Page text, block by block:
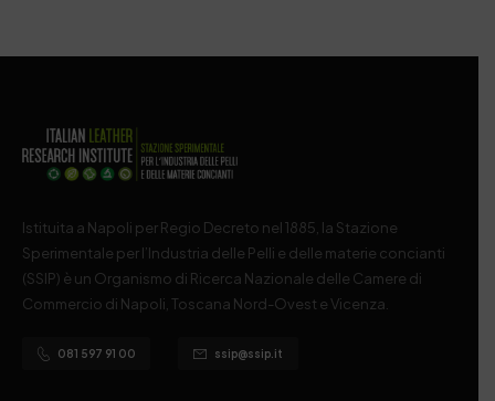
Istituita a Napoli per Regio Decreto nel 1885, la Stazione
Sperimentale per l’Industria delle Pelli e delle materie concianti
(SSIP) è un Organismo di Ricerca Nazionale delle Camere di
Commercio di Napoli, Toscana Nord-Ovest e Vicenza.
081 597 91 00 ssip@ssip.it